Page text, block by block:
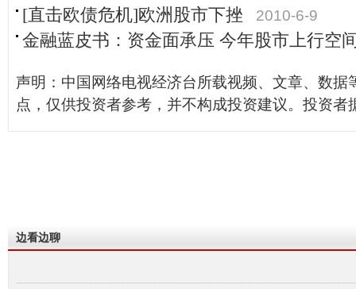
[直击欧债危机]欧洲股市下挫 2010-6-9
金融蓝皮书：资金面承压 今年股市上行空
声明：中国网络电视经济台所载视频、文章、数据
点，仅供投资者参考，并不构成投资建议。投资者
边看边聊